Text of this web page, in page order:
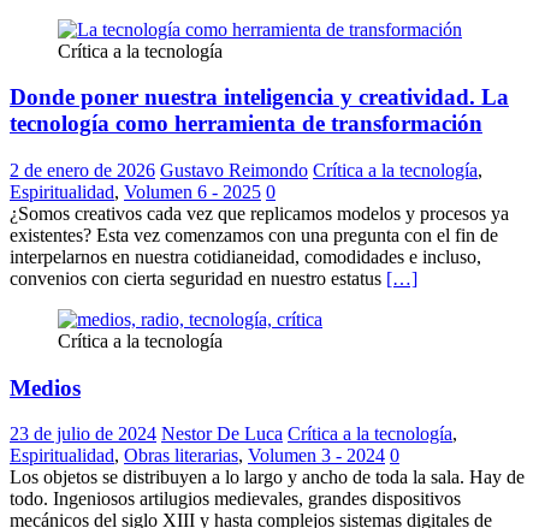
Crítica a la tecnología
Donde poner nuestra inteligencia y creatividad. La
tecnología como herramienta de transformación
2 de enero de 2026 Gustavo Reimondo Crítica a la tecnología,
Espiritualidad, Volumen 6 - 2025 0
¿Somos creativos cada vez que replicamos modelos y procesos ya
existentes? Esta vez comenzamos con una pregunta con el fin de
interpelarnos en nuestra cotidianeidad, comodidades e incluso,
convenios con cierta seguridad en nuestro estatus […]
Crítica a la tecnología
Medios
23 de julio de 2024 Nestor De Luca Crítica a la tecnología,
Espiritualidad, Obras literarias, Volumen 3 - 2024 0
Los objetos se distribuyen a lo largo y ancho de toda la sala. Hay de
todo. Ingeniosos artilugios medievales, grandes dispositivos
mecánicos del siglo XIII y hasta complejos sistemas digitales de